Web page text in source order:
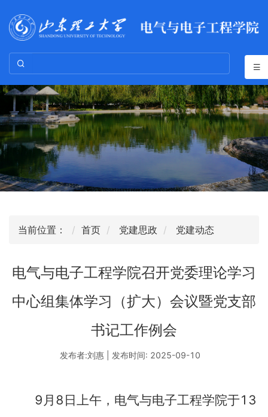
当前位置： 首页 党建思政 党建动态
电气与电子工程学院召开党委理论学习
中心组集体学习（扩大）会议暨党支部
书记工作例会
发布者:刘惠 | 发布时间: 2025-09-10
9 月 8 日上午，电气与电子工程学院于13